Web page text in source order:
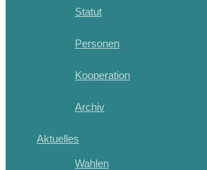
Statut
Personen
Kooperation
Archiv
Aktuelles
Wahlen